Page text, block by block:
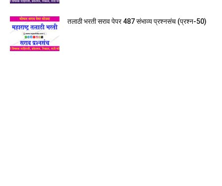
तलाठी भरती सराव पेपर 487 संभाव्य प्रश्नसंच (प्रश्न-50)